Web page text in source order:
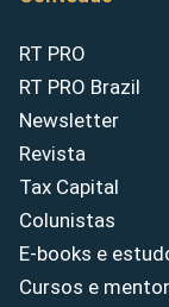
RT PRO
RT PRO Brazil
Newsletter
Revista
Tax Capital
Colunistas
E-books e
Cursos e